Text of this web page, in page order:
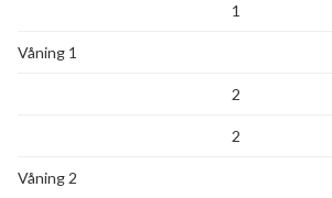
1
Våning 1
2
2
Våning 2